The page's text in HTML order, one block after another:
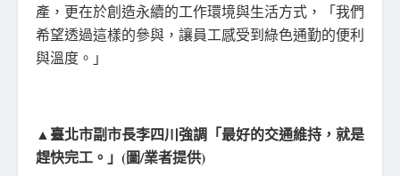
產，更在於創造永續的工作環境與生活方式，「我們
希望透過這樣的參與，讓員工感受到綠色通勤的便利
與溫度。」
▲臺北市副市長李四川強調「最好的交通維持，就是
趕快完工。」(圖/業者提供)